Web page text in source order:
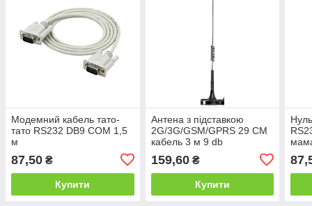
Модемний кабель тато-
тато RS232 DB9 COM 1,5
м
87,50 ₴
Купити
Антена з підставкою
2G/3G/GSM/GPRS 29 СМ
кабель 3 м 9 db
159,60₴
Купити